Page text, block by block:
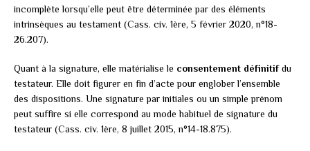
incomplète lorsqu’elle peut être déterminée par des éléments
intrinsèques au testament (Cass. civ. 1ère, 5 février 2020, n°18-
26.207).
Quant à la signature, elle matérialise le consentement définitifdu
testateur. Elle doit figurer en fin d’acte pour englober l’ensemble
des dispositions. Une signature par initiales ou un simple prénom
peut suffire si elle correspond au mode habituel de signature du
testateur (Cass. civ. 1ère, 8 juillet 2015, n°14-18.875).